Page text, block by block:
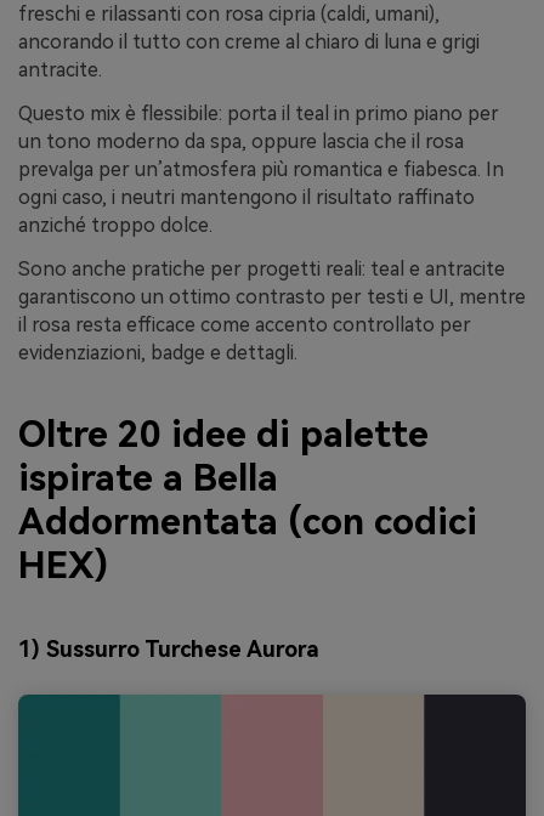
freschi e rilassanti con rosa cipria (caldi, umani),
ancorando il tutto con creme al chiaro di luna e grigi
antracite.
Questo mix è flessibile: porta il teal in primo piano per
un tono moderno da spa, oppure lascia che il rosa
prevalga per un’atmosfera più romantica e fiabesca. In
ogni caso, i neutri mantengono il risultato raffinato
anziché troppo dolce.
Sono anche pratiche per progetti reali: teal e antracite
garantiscono un ottimo contrasto per testi e UI, mentre
il rosa resta efficace come accento controllato per
evidenziazioni, badge e dettagli.
Oltre 20 idee di palette
ispirate a Bella
Addormentata (con codici
HEX)
1) Sussurro Turchese Aurora